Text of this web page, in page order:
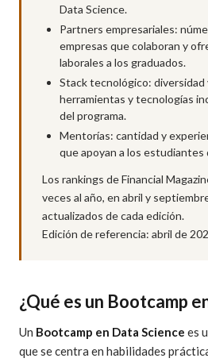
Data Science.
Partners empresariales:
empresas que colaboran y
laborales a los graduados.
Stack tecnológico: diversidad
herramientas y tecnologías
del programa.
Mentorías: cantidad y
que apoyan a los
Los rankings de Financial
veces al año, en abril y
actualizados de cada edición.
Edición de referencia: abril de
¿Qué es un Bootcamp
Un Bootcamp en Data Science es
que se centra en habilidades